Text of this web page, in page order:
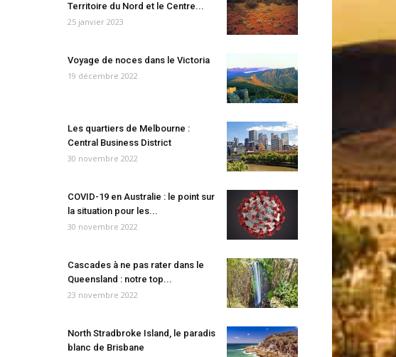
Territoire du Nord et le Centre...
25 janvier 2023
Voyage de noces dans le Victoria
19 décembre 2022
Les quartiers de Melbourne :
Central Business District
30 novembre 2022
COVID-19 en Australie : le point sur
la situation pour les...
30 novembre 2022
Cascades à ne pas rater dans le
Queensland : notre top...
23 novembre 2022
North Stradbroke Island, le paradis
blanc de Brisbane